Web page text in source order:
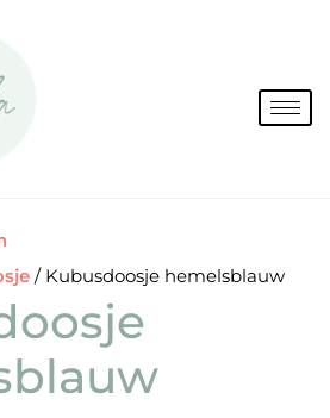
/ Kubusdoosje hemelsblauw